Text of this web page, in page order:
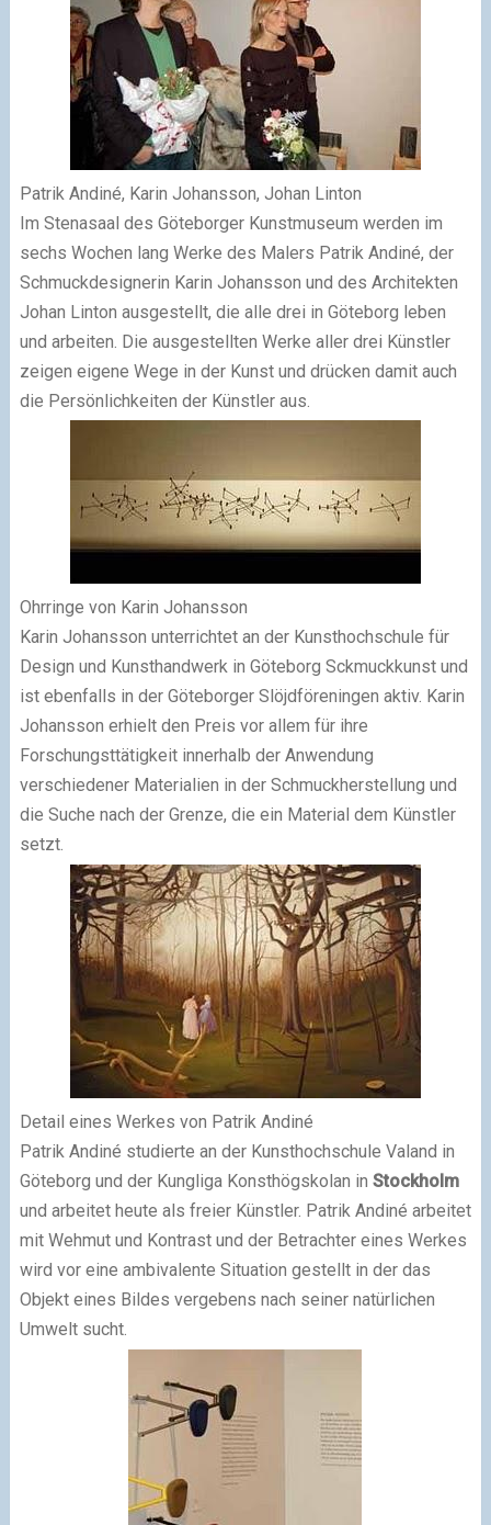
Patrik Andiné, Karin Johansson, Johan Linton
Im Stenasaal des Göteborger Kunstmuseum werden im
sechs Wochen lang Werke des Malers Patrik Andiné, der
Schmuckdesignerin Karin Johansson und des Architekten
Johan Linton ausgestellt, die alle drei in Göteborg leben
und arbeiten. Die ausgestellten Werke aller drei Künstler
zeigen eigene Wege in der Kunst und drücken damit auch
die Persönlichkeiten der Künstler aus.
Ohrringe von Karin Johansson
Karin Johansson unterrichtet an der Kunsthochschule für
Design und Kunsthandwerk in Göteborg Sckmuckkunst und
ist ebenfalls in der Göteborger Slöjdföreningen aktiv. Karin
Johansson erhielt den Preis vor allem für ihre
Forschungsttätigkeit innerhalb der Anwendung
verschiedener Materialien in der Schmuckherstellung und
die Suche nach der Grenze, die ein Material dem Künstler
setzt.
Detail eines Werkes von Patrik Andiné
Patrik Andiné studierte an der Kunsthochschule Valand in
Göteborg und der Kungliga Konsthögskolan in Stockholm
und arbeitet heute als freier Künstler. Patrik Andiné arbeitet
mit Wehmut und Kontrast und der Betrachter eines Werkes
wird vor eine ambivalente Situation gestellt in der das
Objekt eines Bildes vergebens nach seiner natürlichen
Umwelt sucht.